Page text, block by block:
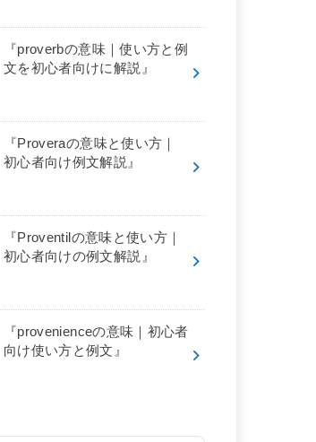
『proverbの意味｜使い方と例
文を初心者向けに解説』
『Proveraの意味と使い方｜
初心者向け例文解説』
『Proventilの意味と使い方｜
初心者向けの例文解説』
『provenienceの意味｜初心者
向け使い方と例文』